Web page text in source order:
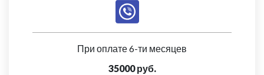
При оплате 6-ти месяцев
35000 руб.